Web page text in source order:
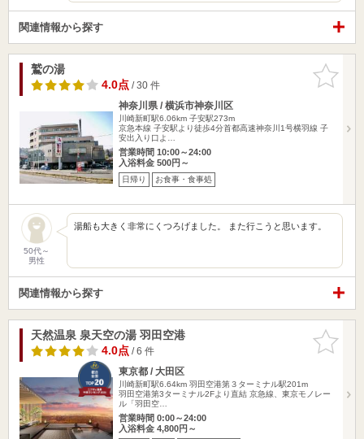
関連情報から探す
お気に入
りに追加
鷲の湯
4.0点/ 30 件
神奈川県 / 横浜市神奈川区
川崎新町駅6.06km 子安駅273m
京急本線 子安駅より徒歩4分首都高速神奈川1号横羽線 子
安出入り口よ…
営業時間 10:00～24:00
入浴料金 500円～
日帰り お食事・食事処
50代～
男性
湯船も大きく非常にくつろげました。 また行こうと思います。
関連情報から探す
お気に入
りに追加
天然温泉 泉天空の湯 羽田空港
4.0点/ 6 件
東京都 / 大田区
川崎新町駅6.64km 羽田空港第３ターミナル駅201m
羽田空港第3ターミナル2Fより直結 京急線、東京モノレー
ル「羽田空…
営業時間 0:00～24:00
入浴料金 4,800円～